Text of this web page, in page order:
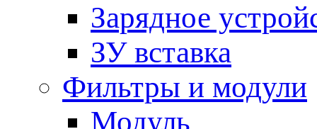
Зарядное
ЗУ вставка
Фильтры и модули
Модуль